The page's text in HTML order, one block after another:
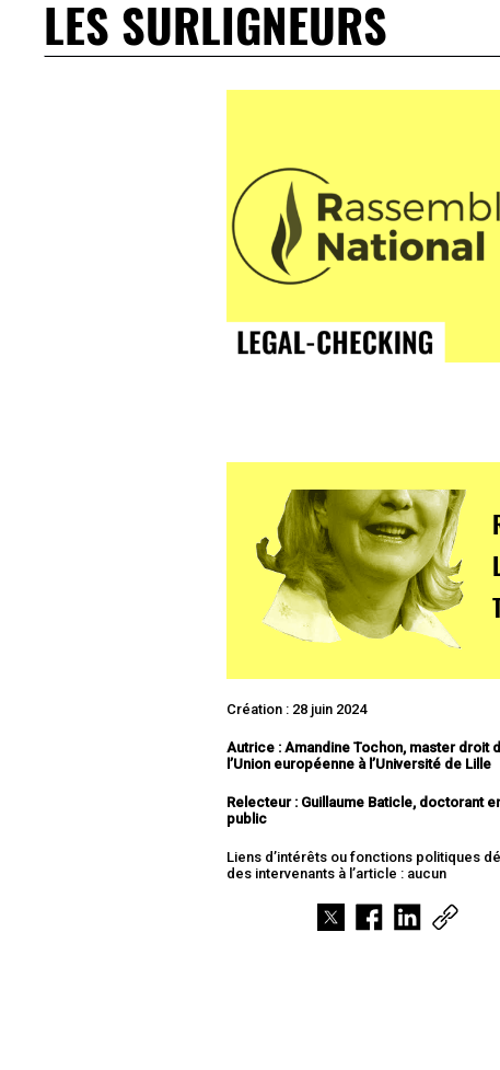
LES SURLIGNEURS
Création : 28 juin 2024
Autrice : Amandine Tochon, master droit
l’Union européenne à l’Université de Lille
Relecteur : Guillaume Baticle, doctorant
public
Liens d’intérêts ou fonctions politiques
des intervenants à l’article : aucun